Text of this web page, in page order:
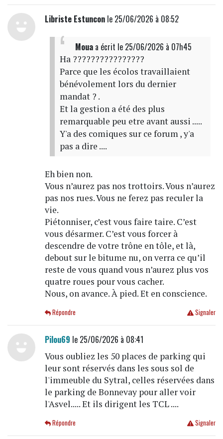
Libriste Estunconle 25/06/2026 à 08:52
Mouaa écrit le 25/06/2026 à 07h45
Ha ????????????????
Parce que les écolos travaillaient
bénévolement lors du dernier
mandat ? .
Et la gestion a été des plus
remarquable peu etre avant aussi .....
Y'a des comiques sur ce forum , y'a
pas a dire ....
Eh bien non.
Vous n’aurez pas nos trottoirs. Vous n’aurez
pas nos rues. Vous ne ferez pas reculer la
vie.
Piétonniser, c’est vous faire taire. C’est
vous désarmer. C’est vous forcer à
descendre de votre trône en tôle, et là,
debout sur le bitume nu, on verra ce qu’il
reste de vous quand vous n’aurez plus vos
quatre roues pour vous cacher.
Nous, on avance. À pied. Et en conscience.
Signaler
Répondre
Pilou69 le 25/06/2026 à 08:41
Vous oubliez les 50 places de parking qui
leur sont réservés dans les sous sol de
l'immeuble du Sytral, celles réservées dans
le parking de Bonnevay pour aller voir
l'Asvel..... Et ils dirigent les TCL ....
Signaler
Répondre